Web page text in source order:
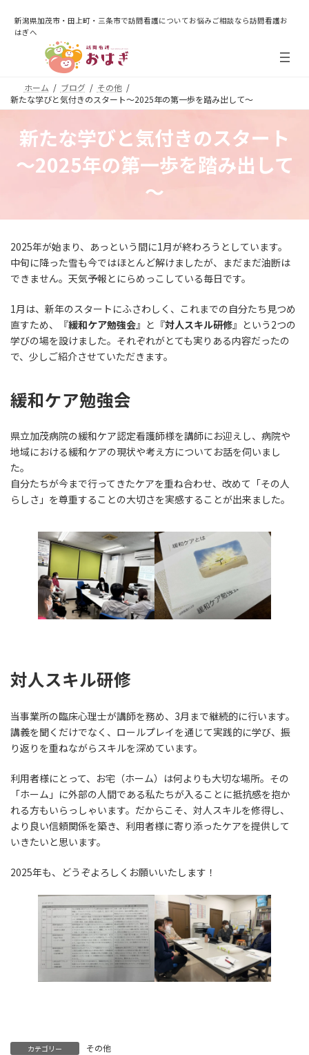
新潟県加茂市・田上町・三条市で訪問看護についてお悩みご相談なら訪問看護お
はぎへ
ホーム ブログ
その他
新たな学びと気付きのスタート～2025年の第一歩を踏み出して～
新たな学びと気付きのスタート
～2025年の第一歩を踏み出して
～
2025年が始まり、あっという間に1月が終わろうとしています。
中旬に降った雪も今ではほとんど解けましたが、まだまだ油断は
できません。天気予報とにらめっこしている毎日です。
1月は、新年のスタートにふさわしく、これまでの自分たち見つめ
直すため、『緩和ケア勉強会』と『対人スキル研修』という2つの
学びの場を設けました。それぞれがとても実りある内容だったの
で、少しご紹介させていただきます。
緩和ケア勉強会
県立加茂病院の緩和ケア認定看護師様を講師にお迎えし、病院や
地域における緩和ケアの現状や考え方についてお話を伺いまし
た。
自分たちが今まで行ってきたケアを重ね合わせ、改めて「その人
らしさ」を尊重することの大切さを実感することが出来ました。
対人スキル研修
当事業所の臨床心理士が講師を務め、3月まで継続的に行います。
講義を聞くだけでなく、ロールプレイを通じて実践的に学び、振
り返りを重ねながらスキルを深めています。
利用者様にとって、お宅（ホーム）は何よりも大切な場所。その
「ホーム」に外部の人間である私たちが入ることに抵抗感を抱か
れる方もいらっしゃいます。だからこそ、対人スキルを修得し、
より良い信頼関係を築き、利用者様に寄り添ったケアを提供して
いきたいと思います。
2025年も、どうぞよろしくお願いいたします！
カテゴリー その他